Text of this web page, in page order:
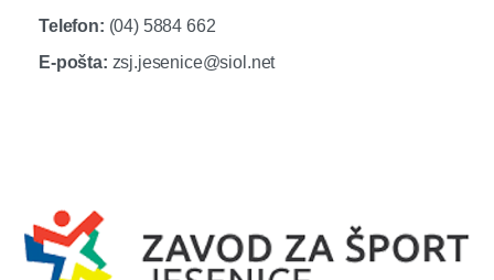
Telefon: (04) 5884 662
E-pošta: zsj.jesenice@siol.net